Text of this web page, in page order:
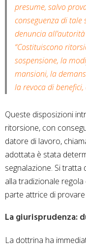
presume, salvo
conseguenza di tale
denuncia
“Costituiscono
sospensione, la
mansioni, la
la revoca di
Queste disposizioni
ritorsione, con
datore di lavoro,
adottata è stata
segnalazione. Si tratta
alla tradizionale regola
parte attrice di
La giurisprudenza:
La dottrina ha